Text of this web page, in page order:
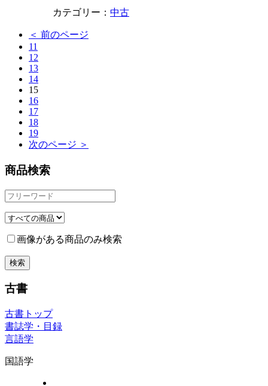
カテゴリー： 中古
＜ 前のページ
11
12
13
14
15
16
17
18
19
次のページ ＞
商品検索
画像がある商品のみ検索
古書
古書トップ
書誌学・目録
言語学
国語学